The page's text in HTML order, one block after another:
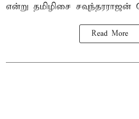
என்று தமிழிசை சவுந்தரராஜன்
Read More